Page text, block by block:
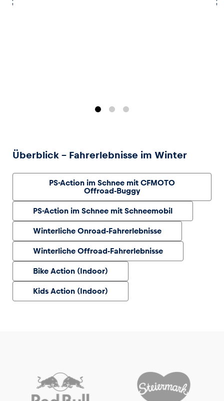
Überblick – Fahrerlebnisse im Winter
PS-Action im Schnee mit CFMOTO
Offroad-Buggy
PS-Action im Schnee mit Schneemobil
Winterliche Onroad-Fahrerlebnisse
Winterliche Offroad-Fahrerlebnisse
Bike Action (Indoor)
Kids Action (Indoor)